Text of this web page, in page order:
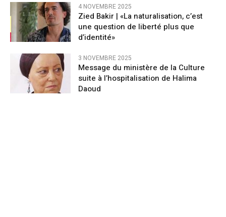
4 NOVEMBRE 2025
Zied Bakir | «La naturalisation, c’est
une question de liberté plus que
d’identité»
3 NOVEMBRE 2025
Message du ministère de la Culture
suite à l’hospitalisation de Halima
Daoud